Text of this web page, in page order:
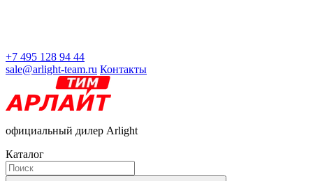
+7 495 128 94 44
sale@arlight-team.ru Контакты
официальный дилер Arlight
Каталог